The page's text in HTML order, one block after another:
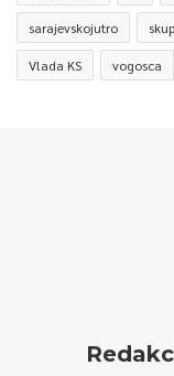
sarajevskojutro
Vlada KS vogosca